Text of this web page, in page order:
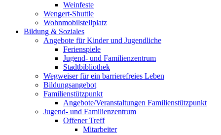
Weinfeste
Wengert-Shuttle
Wohnmobilstellplatz
Bildung & Soziales
Angebote für Kinder und Jugendliche
Ferienspiele
Jugend- und Familienzentrum
Stadtbibliothek
Wegweiser für ein barrierefreies Leben
Bildungsangebot
Familienstützpunkt
Angebote/Veranstaltungen Familienstützpunkt
Jugend- und Familienzentrum
Offener Treff
Mitarbeiter